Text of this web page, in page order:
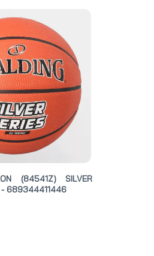
(84541Z) SILVER
- 689344411446